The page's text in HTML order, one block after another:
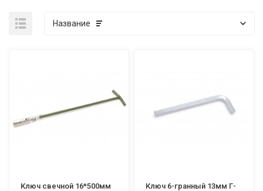
Название
Ключ свечной 16*500мм
Ключ 6-гранный 13мм Г-